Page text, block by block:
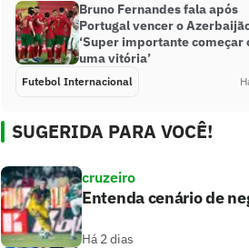
Bruno Fernandes fala após
Portugal vencer o
‘Super importante começar
uma vitória’
Futebol Internacional
SUGERIDA PARA VOCÊ!
cruzeiro
Entenda cenário de
Há 2 dias